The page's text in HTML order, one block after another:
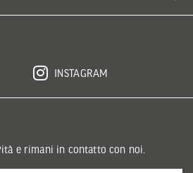
INSTAGRAM
e rimani in contatto con noi.